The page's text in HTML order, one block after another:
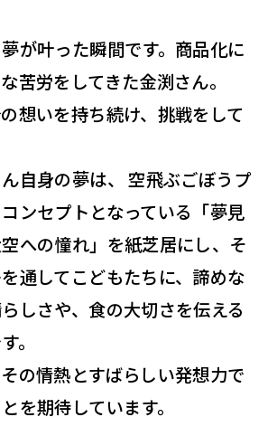
が叶った瞬間です。商品化に
苦労をしてきた金渕さん。
想いを持ち続け、挑戦をして
自身の夢は、 空飛ぶごぼうプ
ンセプトとなっている「夢見
への憧れ」を紙芝居にし、そ
通してこどもたちに、諦めな
しさや、食の大切さを伝える
。
の情熱とすばらしい発想力で
を期待しています。